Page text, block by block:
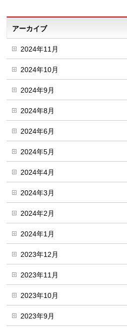
アーカイブ
2024年11月
2024年10月
2024年9月
2024年8月
2024年6月
2024年5月
2024年4月
2024年3月
2024年2月
2024年1月
2023年12月
2023年11月
2023年10月
2023年9月